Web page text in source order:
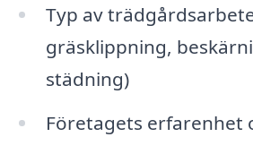
Typ av
gräsklippning,
städning)
Företagets erfarenhet